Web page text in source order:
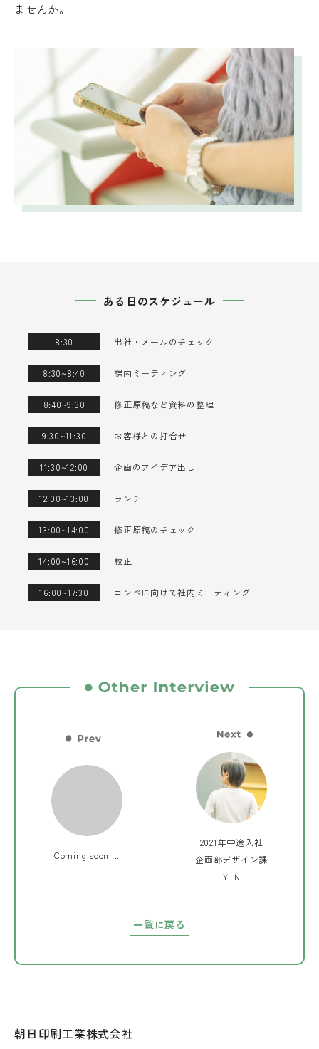
ませんか。
ある日のスケジュール
8:30 出社・メールのチェック
8:30~8:40 課内ミーティング
8:40~9:30 修正原稿など資料の整理
9:30~11:30 お客様との打合せ
11:30~12:00 企画のアイデア出し
12:00~13:00 ランチ
13:00~14:00 修正原稿のチェック
14:00~16:00 校正
16:00~17:30 コンペに向けて社内ミーティング
Coming soon ...
2021年中途入社
企画部デザイン課
Ｙ.Ｎ
一覧に戻る
朝日印刷工業株式会社